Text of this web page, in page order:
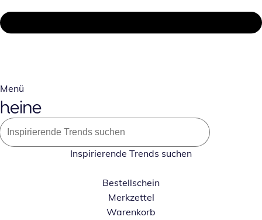
Menü
Inspirierende Trends suchen
Bestellschein
Merkzettel
Warenkorb